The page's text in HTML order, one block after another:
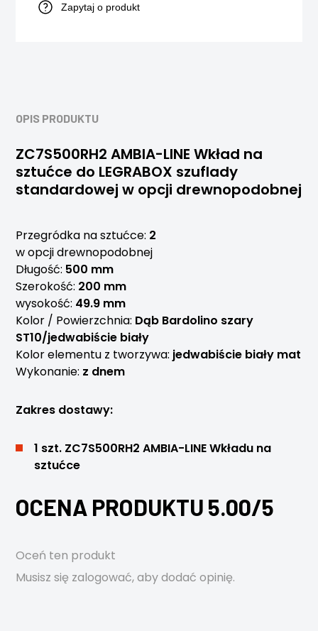
Zapytaj o produkt
OPIS PRODUKTU
ZC7S500RH2 AMBIA-LINE Wkład na
sztućce do LEGRABOX szuflady
standardowej w opcji drewnopodobnej
Przegródka na sztućce: 2
w opcji drewnopodobnej
Długość: 500 mm
Szerokość: 200 mm
wysokość: 49.9 mm
Kolor / Powierzchnia: Dąb Bardolino szary
ST10/jedwabiście biały
Kolor elementu z tworzywa: jedwabiście biały mat
Wykonanie: z dnem
Zakres dostawy:
1 szt. ZC7S500RH2AMBIA-LINE Wkładu na
sztućce
OCENA PRODUKTU 5.00/5
Oceń ten produkt
Musisz się zalogować, aby dodać opinię.